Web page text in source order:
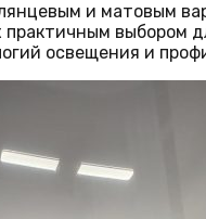
и матовым
практичным
освещения и